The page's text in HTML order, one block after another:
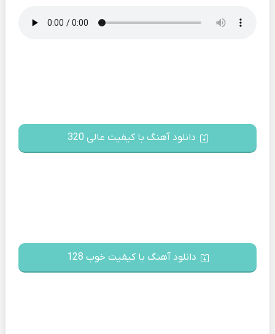
دانلود آهنگ با کیفیت عالی 320
دانلود آهنگ با کیفیت خوب 128